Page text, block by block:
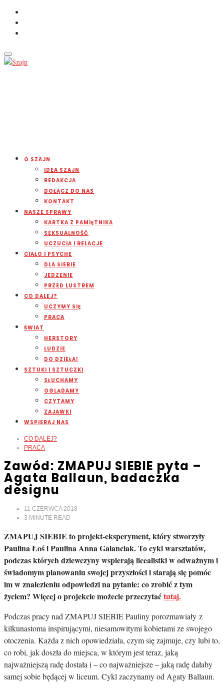
O SZAJN
IDEA SZAJN
REDAKCJA
DOŁĄCZ DO NAS
KONTAKT
NASZE SPRAWY
KARTKA Z PAMIĘTNIKA
SEKSUALNOŚĆ
UCZUCIA I RELACJE
CIAŁO I PSYCHE
DLA SIEBIE
JEDZENIE
PRZED LUSTREM
CO DALEJ?
UCZYMY SIĘ
PRACA
ŚWIAT
HERSTORY
LUDZIE
DO DZIEŁA!
SZTUKI I SZTUCZKI
SŁUCHAMY
OGLĄDAMY
CZYTAMY
ZAJAWKI
WSPIERAJ NAS
CO DALEJ?
PRACA
Zawód: ZMAPUJ SIEBIE pyta –
Agata Ballaun, badaczka
designu
11 CZERWCA 2018
3 MINUTE READ
ZMAPUJ SIEBIE to projekt-eksperyment, który stworzyły
Paulina Łoś i Paulina Anna Galanciak. To cykl warsztatów,
podczas których dziewczyny wspierają licealistki w odważnym i
świadomym planowaniu swojej przyszłości i starają się pomóc
im w znalezieniu odpowiedzi na pytanie: co zrobić z tym
życiem? Więcej o projekcie możecie przeczytaćtutaj.
Podczas pracy nad ZMAPUJ SIEBIE Pauliny porozmawiały z
kilkunastoma inspirującymi, niesamowitymi kobietami ze swojego
otoczenia. Każda z nich opowiedziała, czym się zajmuje, czy lubi to,
co robi, jak doszła do miejsca, w którym jest teraz, jaką
najważniejszą radę dostała i – co najważniejsze – jaką radę dałaby
samej sobie będącej w liceum. Cykl zaczynamy od Agaty Ballaun.